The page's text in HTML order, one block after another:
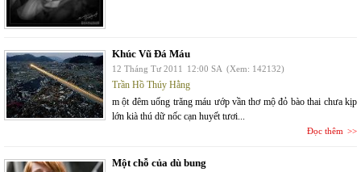
Khúc Vũ Đá Máu
12 Tháng Tư 2011 12:00 SA (Xem: 142132)
Trần Hồ Thúy Hằng
m ột đêm uống trăng máu ướp vần thơ mộ đỏ bào thai chưa kịp
lớn kià thú dữ nốc cạn huyết tươi...
Đọc thêm
Một chỗ của dù bung